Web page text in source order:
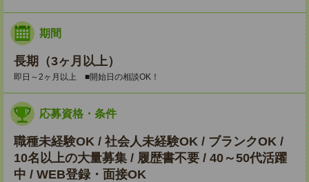
期間
長期（3ヶ月以上）
即日～2ヶ月以上 ■開始日の相談OK！
応募資格・条件
職種未経験OK / 社会人未経験OK / ブランクOK /
10名以上の大量募集 / 履歴書不要 / 40～50代活躍
中 / WEB登録・面接OK